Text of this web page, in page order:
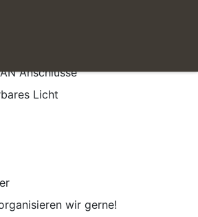
Anschlüsse
Licht
wir gerne!